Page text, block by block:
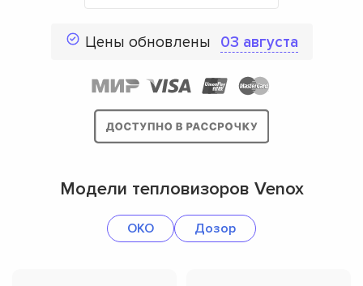
Цены обновлены 03 августа
Модели тепловизоров Venox
OKO Дозор